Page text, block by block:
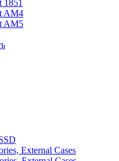
1851
AM4
AM5
External Cases